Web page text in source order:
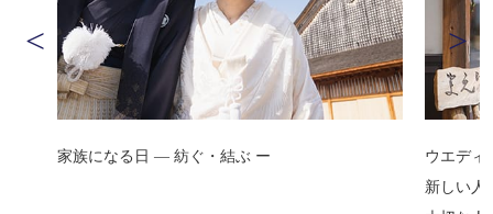
ウエディングテーマは「芽吹き」。